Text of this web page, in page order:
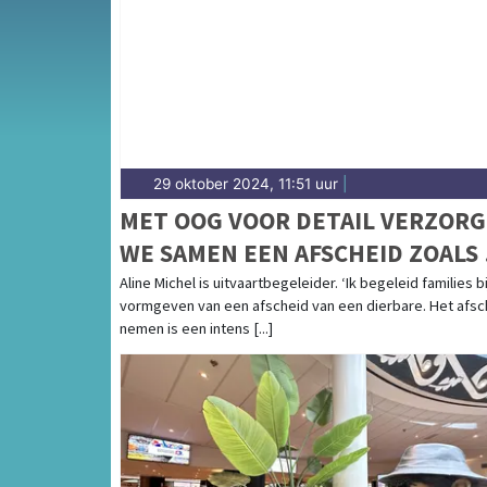
29 oktober 2024, 11:51 uur
MET OOG VOOR DETAIL
WE SAMEN EEN AFSCHEID ZOALS
DAT WENST
Aline Michel is uitvaartbegeleider. ‘Ik begeleid families
vormgeven van een afscheid van een dierbare. Het
nemen is een intens [...]